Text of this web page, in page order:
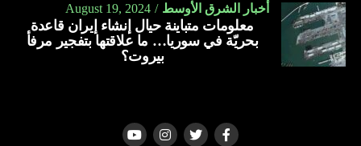
أخبار الشرق الأوسط August 19, 2024
معلومات متباينة حيال إنشاء إيران قاعدة
بحريّة في سوريا… ما علاقتها بتفجير مرفأ
بيروت؟